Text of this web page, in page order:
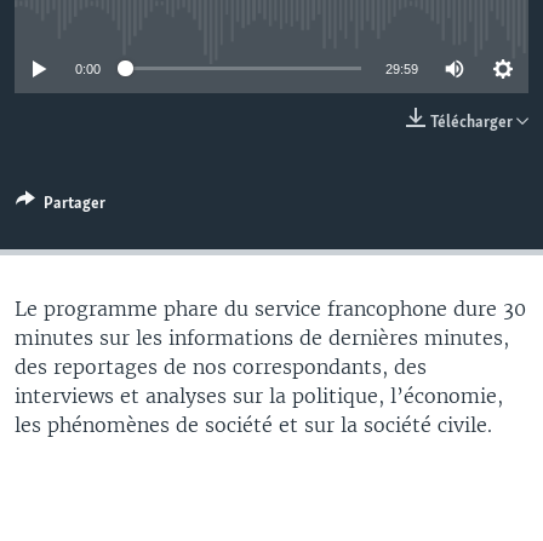
0:00 29:59
Télécharger
Partager
Le programme phare du service francophone dure 30
minutes sur les informations de dernières minutes,
des reportages de nos correspondants, des
interviews et analyses sur la politique, l’économie,
les phénomènes de société et sur la société civile.